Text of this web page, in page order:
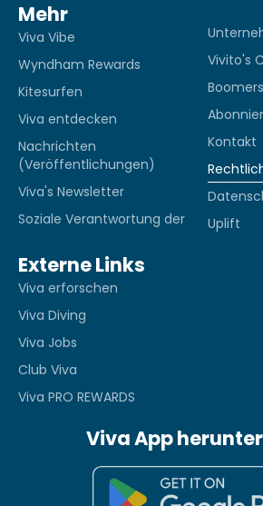
Mehr
Viva Vibe
Wyndham Rewards
Kitesurfen
Viva entdecken
Nachrichten
(Veröffentlichungen)
Viva's Newsletter
Soziale Verantwortung der
Vivito's
Boomers
Kontakt
Uplift
Externe Links
Viva erforschen
Viva Diving
Viva Jobs
Club Viva
Viva PRO REWARDS
Viva App